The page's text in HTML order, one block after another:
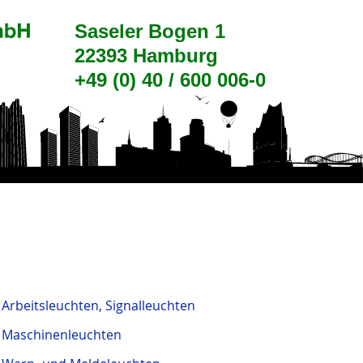
Arbeitsleuchten, Signalleuchten
Maschinenleuchten